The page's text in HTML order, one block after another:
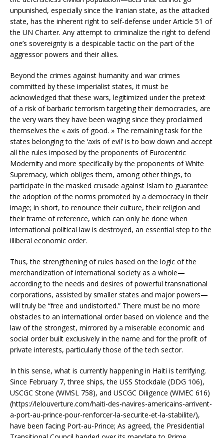
unpunished, especially since the Iranian state, as the attacked
state, has the inherent right to self-defense under Article 51 of
the UN Charter. Any attempt to criminalize the right to defend
one’s sovereignty is a despicable tactic on the part of the
aggressor powers and their allies.
Beyond the crimes against humanity and war crimes
committed by these imperialist states, it must be
acknowledged that these wars, legitimized under the pretext
of a risk of barbaric terrorism targeting their democracies, are
the very wars they have been waging since they proclaimed
themselves the « axis of good. » The remaining task for the
states belonging to the ‘axis of evil’ is to bow down and accept
all the rules imposed by the proponents of Eurocentric
Modernity and more specifically by the proponents of White
Supremacy, which obliges them, among other things, to
participate in the masked crusade against Islam to guarantee
the adoption of the norms promoted by a democracy in their
image; in short, to renounce their culture, their religion and
their frame of reference, which can only be done when
international political law is destroyed, an essential step to the
illiberal economic order.
Thus, the strengthening of rules based on the logic of the
merchandization of international society as a whole—
according to the needs and desires of powerful transnational
corporations, assisted by smaller states and major powers—
will truly be “free and undistorted.” There must be no more
obstacles to an international order based on violence and the
law of the strongest, mirrored by a miserable economic and
social order built exclusively in the name and for the profit of
private interests, particularly those of the tech sector.
In this sense, what is currently happening in Haiti is terrifying.
Since February 7, three ships, the USS Stockdale (DDG 106),
USCGC Stone (WMSL 758), and USCGC Diligence (WMEC 616)
(https://lelouverture.com/haiti-des-navires-americains-arrivent-
a-port-au-prince-pour-renforcer-la-securite-et-la-stabilite/),
have been facing Port-au-Prince; As agreed, the Presidential